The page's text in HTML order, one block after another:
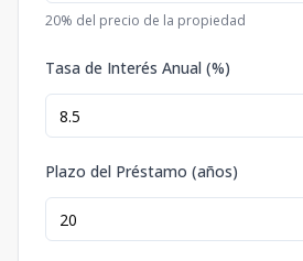
20% del precio de la propiedad
Tasa de Interés Anual (%)
Plazo del Préstamo (años)